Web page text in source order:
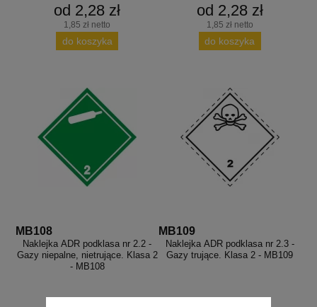
od 2,28 zł
1,85 zł netto
do koszyka
od 2,28 zł
1,85 zł netto
do koszyka
MB108
Naklejka ADR podklasa nr 2.2 -
Gazy niepalne, nietrujące. Klasa 2
- MB108
MB109
Naklejka ADR podklasa nr 2.3 -
Gazy trujące. Klasa 2 - MB109